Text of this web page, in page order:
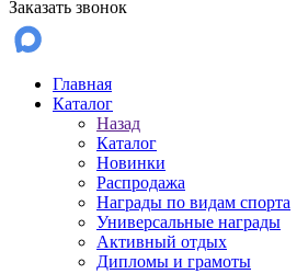
Заказать звонок
Главная
Каталог
Назад
Каталог
Новинки
Распродажа
Награды по видам спорта
Универсальные награды
Активный отдых
Дипломы и грамоты